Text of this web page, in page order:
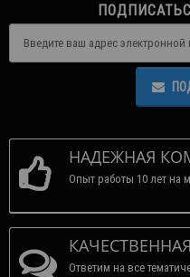
НАДЕЖНАЯ
Опыт работы 10 лет на
Ответим на все